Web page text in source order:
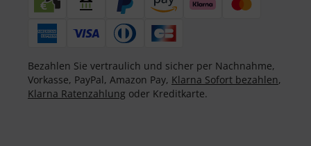
Bezahlen Sie vertraulich und sicher per Nachnahme,
Vorkasse, PayPal, Amazon Pay, Klarna Sofort bezahlen,
Klarna Ratenzahlung oder Kreditkarte.